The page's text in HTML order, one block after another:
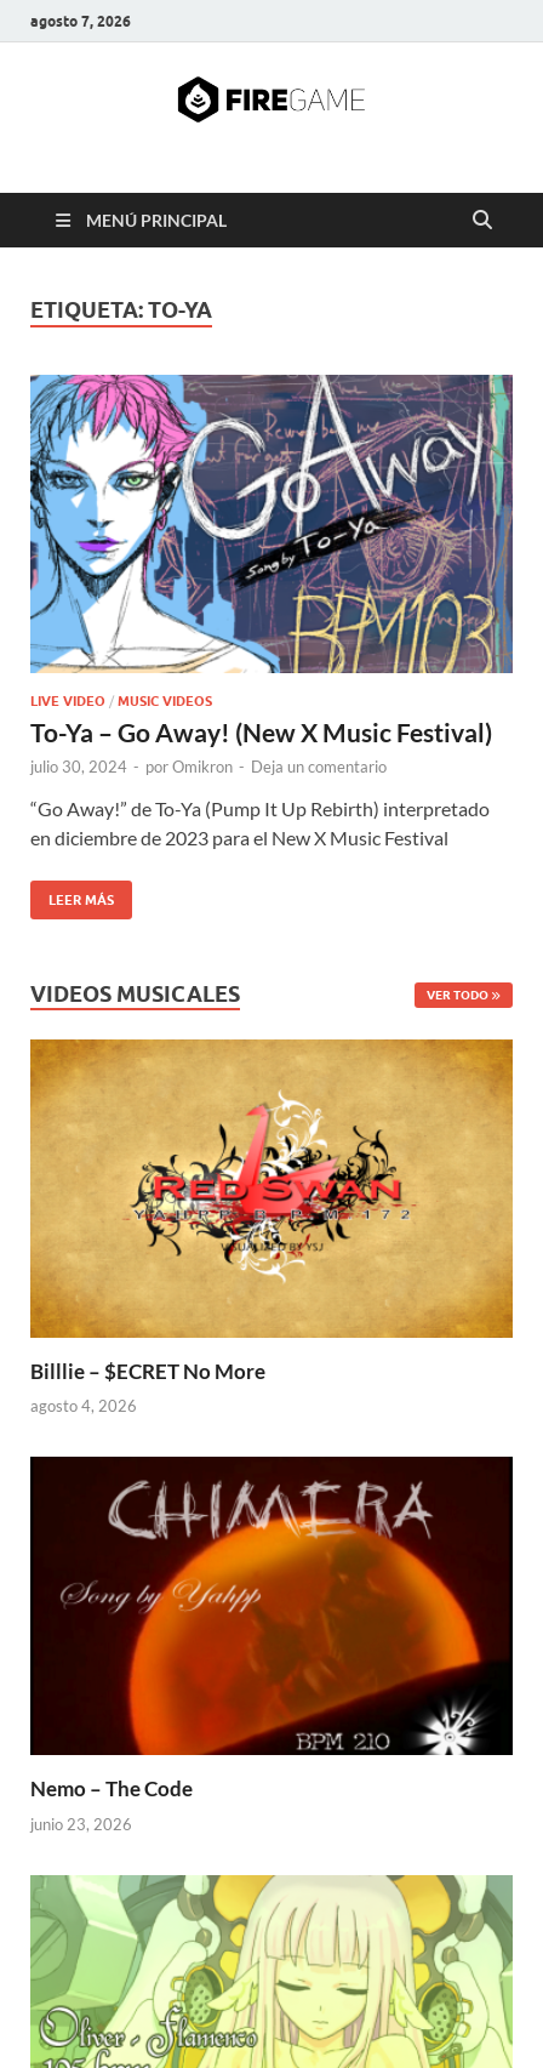
agosto 7, 2026
FIRE GAME
MENÚ PRINCIPAL
ETIQUETA:TO-YA
LIVE VIDEO / MUSIC VIDEOS
To-Ya – Go Away! (New X Music Festival)
julio 30, 2024 - porOmikron - Deja un comentario
“Go Away!” de To-Ya (Pump It Up Rebirth) interpretado
en diciembre de 2023 para el New X Music Festival
LEER MÁS
VIDEOS MUSICALES VER TODO
Billlie – $ECRET No More
agosto 4, 2026
Nemo – The Code
junio 23, 2026